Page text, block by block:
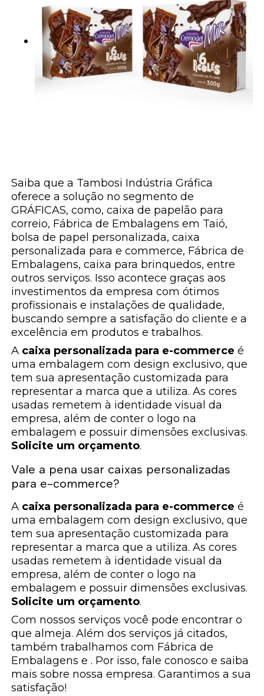
Saiba que a Tambosi Indústria Gráfica
oferece a solução no segmento de
GRÁFICAS, como, caixa de papelão para
correio, Fábrica de Embalagens em Taió,
bolsa de papel personalizada, caixa
personalizada para e commerce, Fábrica de
Embalagens, caixa para brinquedos, entre
outros serviços. Isso acontece graças aos
investimentos da empresa com ótimos
profissionais e instalações de qualidade,
buscando sempre a satisfação do cliente e a
excelência em produtos e trabalhos.
A caixa personalizada para e-commerce é
uma embalagem com design exclusivo, que
tem sua apresentação customizada para
representar a marca que a utiliza. As cores
usadas remetem à identidade visual da
empresa, além de conter o logo na
embalagem e possuir dimensões exclusivas.
Solicite um orçamento.
Vale a pena usar caixas personalizadas
para e-commerce?
A caixa personalizada para e-commerce é
uma embalagem com design exclusivo, que
tem sua apresentação customizada para
representar a marca que a utiliza. As cores
usadas remetem à identidade visual da
empresa, além de conter o logo na
embalagem e possuir dimensões exclusivas.
Solicite um orçamento.
Com nossos serviços você pode encontrar o
que almeja. Além dos serviços já citados,
também trabalhamos com Fábrica de
Embalagens e . Por isso, fale conosco e saiba
mais sobre nossa empresa. Garantimos a sua
satisfação!